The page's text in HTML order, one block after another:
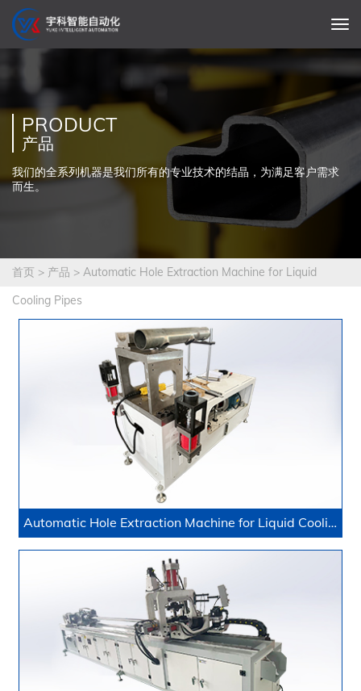
PRODUCT
产品
我们的全系列机器是我们所有的专业技术的结晶，为满足客户需求
而生。
首页 > 产品 > Automatic Hole Extraction Machine for Liquid
Cooling Pipes
Automatic Hole Extraction Machine for Liquid Cooling Pipes